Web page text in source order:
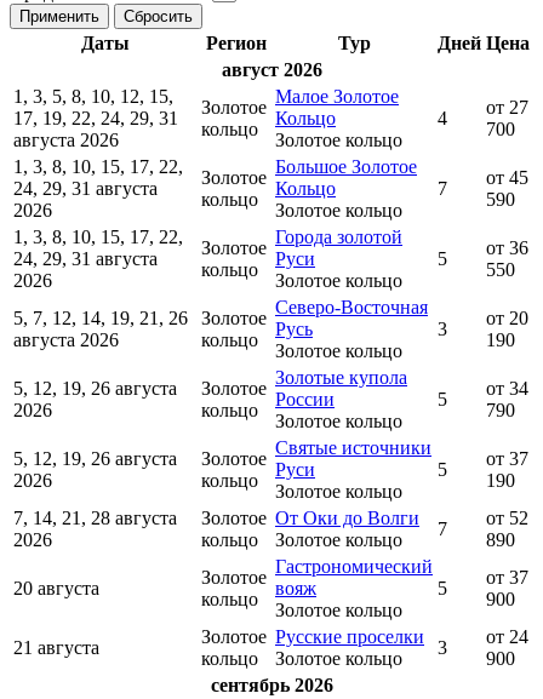
Даты Регион Тур Дней Цена
август 2026
1, 3, 5, 8, 10, 12, 15,
17, 19, 22, 24, 29, 31
августа 2026
Золотое
кольцо
Малое Золотое
Кольцо
Золотое кольцо
4
от 27
700
1, 3, 8, 10, 15, 17, 22,
24, 29, 31 августа
2026
Золотое
кольцо
Большое Золотое
Кольцо
Золотое кольцо
7
от 45
590
1, 3, 8, 10, 15, 17, 22,
24, 29, 31 августа
2026
Золотое
кольцо
Города золотой
Руси
Золотое кольцо
5
от 36
550
5, 7, 12, 14, 19, 21, 26
августа 2026
Золотое
кольцо
Северо-Восточная
Русь
Золотое кольцо
3
от 20
190
5, 12, 19, 26 августа
2026
Золотое
кольцо
Золотые купола
России
Золотое кольцо
5
от 34
790
5, 12, 19, 26 августа
2026
Золотое
кольцо
Святые источники
Руси
Золотое кольцо
5
от 37
190
7, 14, 21, 28 августа
2026
Золотое
кольцо
От Оки до Волги
Золотое кольцо
7
от 52
890
20 августа
Золотое
кольцо
Гастрономический
вояж
Золотое кольцо
5
от 37
900
21 августа
Золотое
кольцо
Русские проселки
Золотое кольцо
3
от 24
900
сентябрь 2026